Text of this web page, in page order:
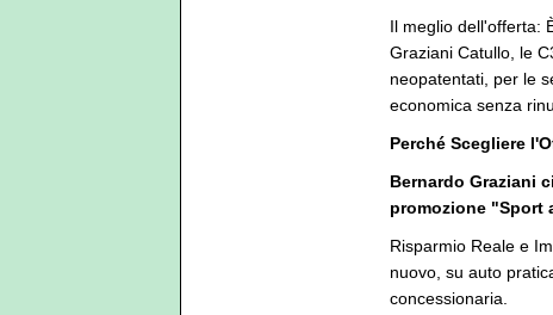
Il meglio dell'offerta:
Graziani Catullo, le
neopatentati, per le
economica senza
Perché Scegliere
Bernardo Graziani
promozione "Sport
Risparmio Reale e
nuovo, su auto
concessionaria.